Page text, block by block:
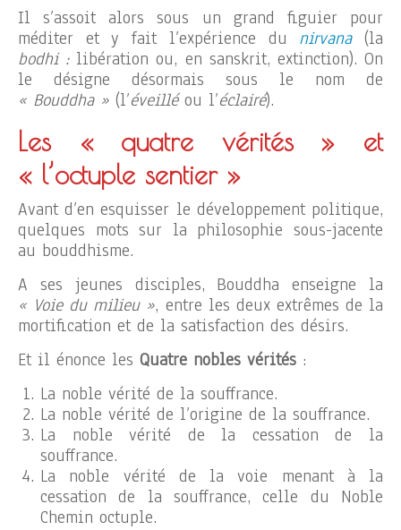
Il s’assoit alors sous un grand figuier pour
méditer et y fait l’expérience du nirvana (la
bodhi :libération ou, en sanskrit, extinction). On
le désigne désormais sous le nom de
« Bouddha » (l’éveilléou l’éclairé).
Les « quatre vérités » et
« l’octuple sentier »
Avant d’en esquisser le développement politique,
quelques mots sur la philosophie sous-jacente
au bouddhisme.
A ses jeunes disciples, Bouddha enseigne la
« Voie du milieu », entre les deux extrêmes de la
mortification et de la satisfaction des désirs.
Et il énonce les Quatre nobles vérités :
La noble vérité de la souffrance.
La noble vérité de l’origine de la souffrance.
La noble vérité de la cessation de la
souffrance.
La noble vérité de la voie menant à la
cessation de la souffrance, celle du Noble
Chemin octuple.